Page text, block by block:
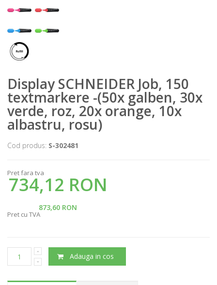
Display SCHNEIDER Job, 150
textmarkere -(50x galben, 30x
verde, roz, 20x orange, 10x
albastru, rosu)
Cod produs: S-302481
Pret fara tva
734,12 RON
873,60 RON
Pret cu TVA
Adauga in cos